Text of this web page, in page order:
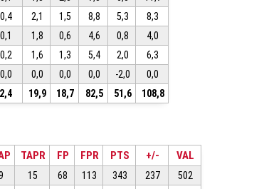
0,4 2,1 1,5 8,8 5,3
8,3
0,1 1,8 0,6 4,6 0,8
4,0
0,2 1,6 1,3 5,4 2,0
6,3
0,0 0,0 0,0 0,0 -2,0
0,0
2,4 19,9 18,7 82,5 51,6 108,8
TAPR FP FPR PTS +/- VAL
15 68 113 343 237
502